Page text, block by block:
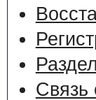
Связь